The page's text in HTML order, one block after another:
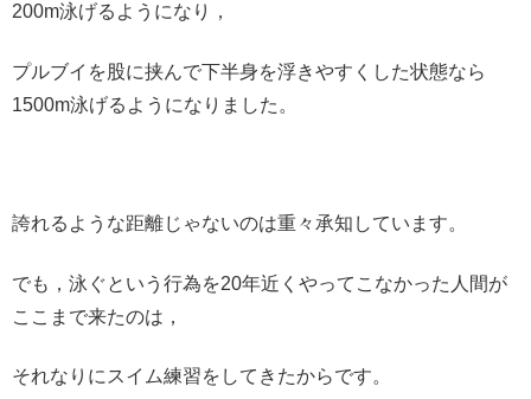
200m泳げるようになり，
プルブイを股に挟んで下半身を浮きやすくした状態なら
1500m泳げるようになりました。
誇れるような距離じゃないのは重々承知しています。
でも，泳ぐという行為を20年近くやってこなかった人間が
ここまで来たのは，
それなりにスイム練習をしてきたからです。